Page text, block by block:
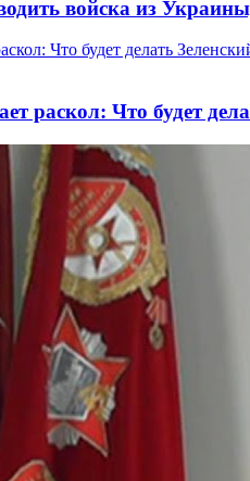
войска из
раскол: Что будет